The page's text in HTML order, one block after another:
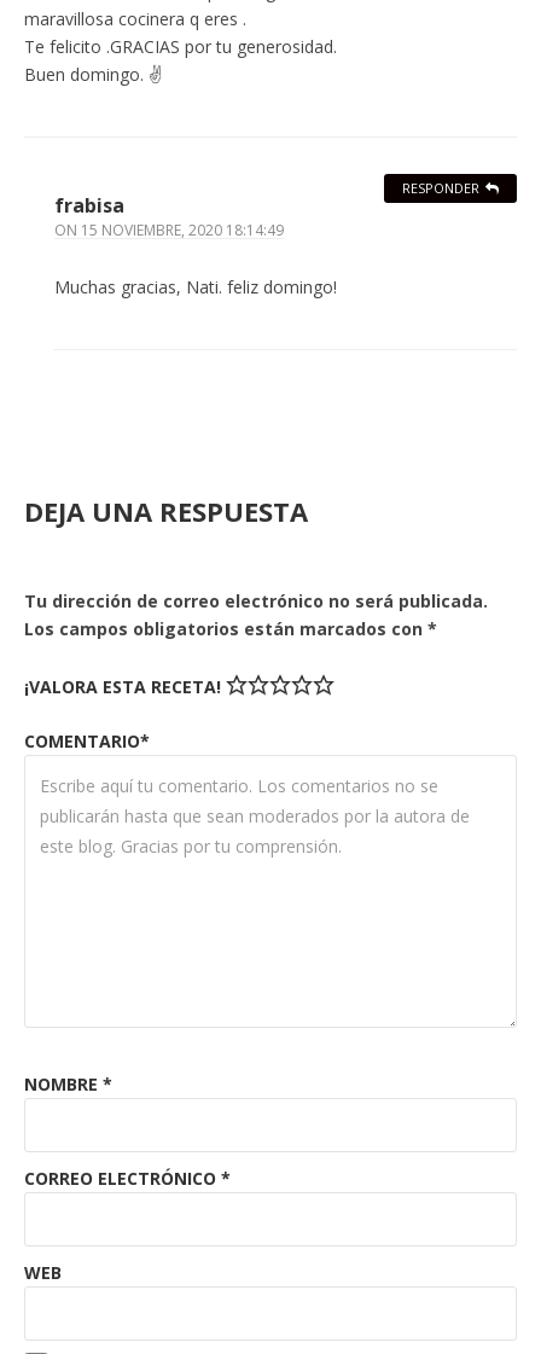
maravillosa cocinera q eres .
Te felicito .GRACIAS por tu generosidad.
Buen domingo. ✌
frabisa
ON 15 NOVIEMBRE, 2020 18:14:49
Muchas gracias, Nati. feliz domingo!
RESPONDER
DEJA UNA RESPUESTA
Tu dirección de correo electrónico no será publicada.
Los campos obligatorios están marcados con *
¡VALORA ESTA RECETA!
COMENTARIO*
NOMBRE *
CORREO ELECTRÓNICO *
WEB